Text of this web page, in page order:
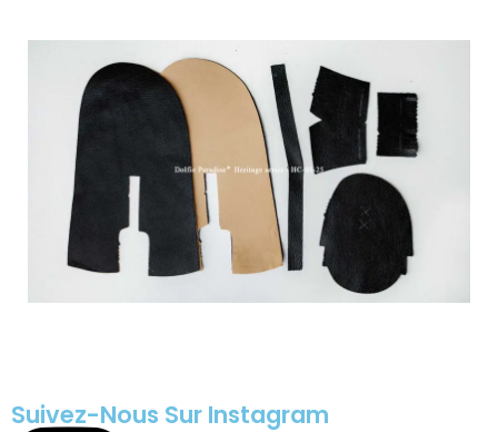
Suivez-Nous Sur Instagram